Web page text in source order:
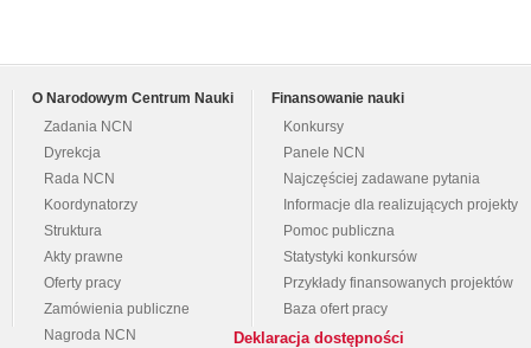
O Narodowym Centrum Nauki
Zadania NCN
Dyrekcja
Rada NCN
Koordynatorzy
Struktura
Akty prawne
Oferty pracy
Zamówienia publiczne
Nagroda NCN
Finansowanie nauki
Konkursy
Panele NCN
Najczęściej zadawane pytania
Informacje dla realizujących projekty
Pomoc publiczna
Statystyki konkursów
Przykłady finansowanych projektów
Baza ofert pracy
Deklaracja dostępności